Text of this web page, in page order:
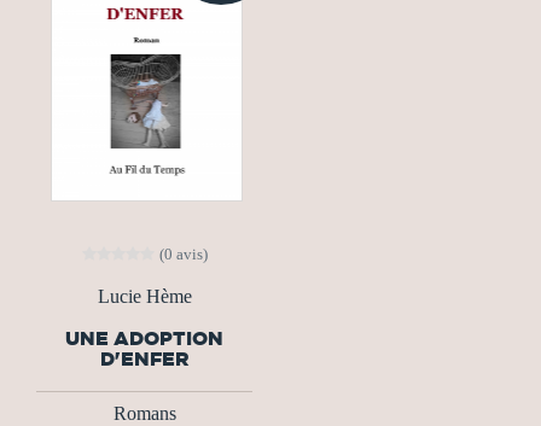
(0 avis)
Lucie Hème
UNE ADOPTION
D'ENFER
Romans